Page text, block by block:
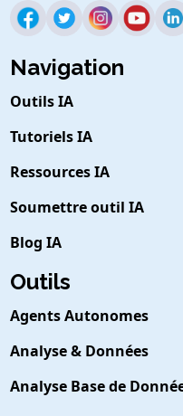
Navigation
Outils IA
Tutoriels IA
Ressources IA
Soumettre outil IA
Blog IA
Outils
Agents Autonomes
Analyse & Données
Analyse Base de